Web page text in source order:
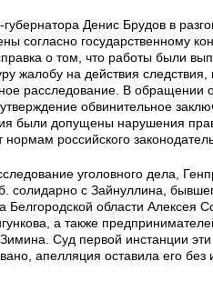
губернатора Денис Брудов в
согласно государственному
о том, что работы были
жалобу на действия
расследование. В обращении
обвинительное
были допущены нарушения прав
нормам российского
уголовного дела,
солидарно с Зайнуллина,
Белгородской области Алексея
а также
Суд первой инстанции
апелляция оставила его без